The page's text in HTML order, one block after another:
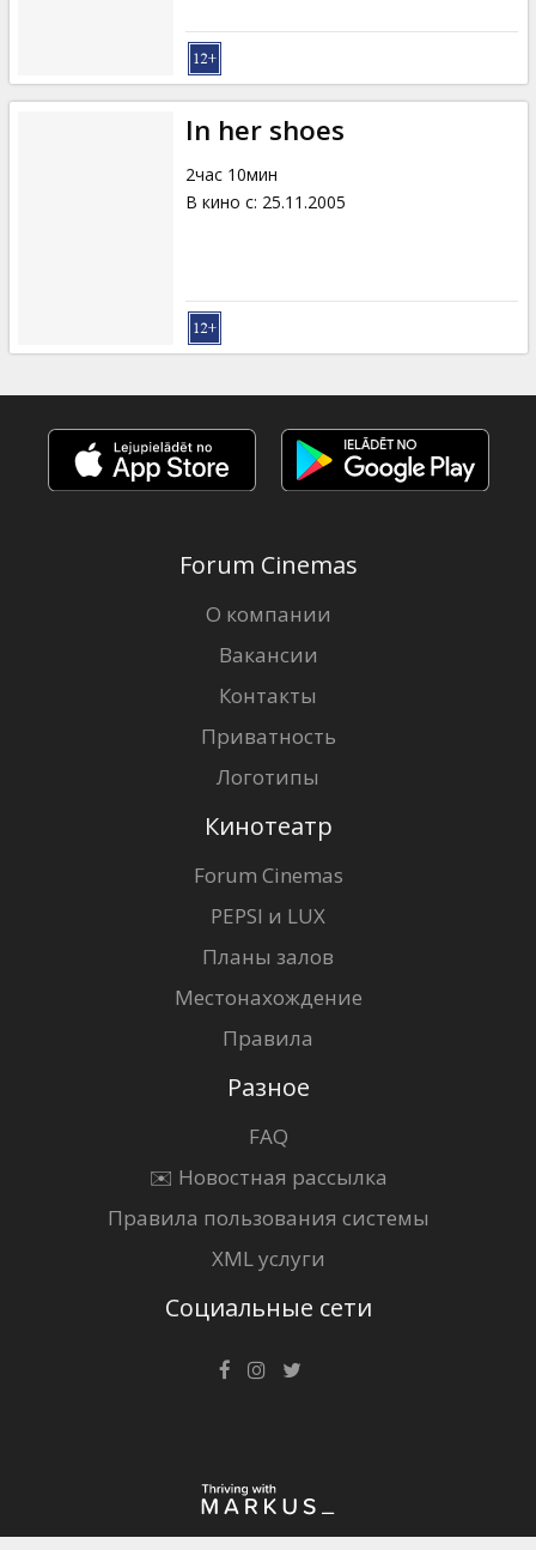
In her shoes
2час 10мин
В кино с: 25.11.2005
Forum Cinemas
О компании
Вакансии
Контакты
Приватность
Логотипы
Кинотеатр
Forum Cinemas
PEPSI и LUX
Планы залов
Местонахождение
Правила
Разное
FAQ
✉️ Новостная рассылка
Правила пользования системы
XML услуги
Социальные сети